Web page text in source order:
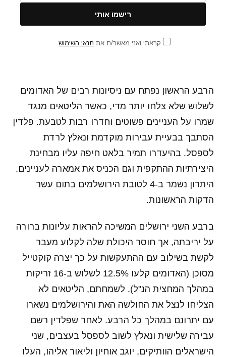
קראתי ואני מאשר/ת את תנאי השימוש
הרבע הראשון נפתח עם ניסיונות רבים של האדומים
לשלוש שלא צלחו יותר מדי, כאשר הליטאים מנגד
שמרו על העניינים פשוטים וחדרו רבות לטבעת. פלדין
הסתבך בבעיית עבירות מוקדמת ונאלץ לרדת
לספסל. בהיעדרו תמיר בלאט חיפה עליו מבחינת
היצירתיות ההתקפית וגם הכניס את אמארה לעניינים.
היתרון נשמר ב-4 לטובת הירושלמים בתום עשר
הדקות הראשונות.
ברבע השני ירושלים המשיכה להראות עליונות ברורה
על יריבתה, אך חוסר היכולת שלה לקלוע מעבר
לקשת בשילוב עם ההתעקשות על כך יצרה קוקטייל
מסוכן (האדומים קלעו 12.5% לשלוש ב-16 זריקות
במהלך המחצית הנ"ל). לשמחתם, הליטאים לא
הצליחו לנצל את החולשה האת והירושלמים נשארו
עם יתרונם במהלך כל הרבע. לאחר שפלדין רשם
עבירה שלישית ונאלץ לשוב לספסל בעצבים, שני
הישראלים הוותיקים, יוגב אוחיון וליאור אליהו, העלו